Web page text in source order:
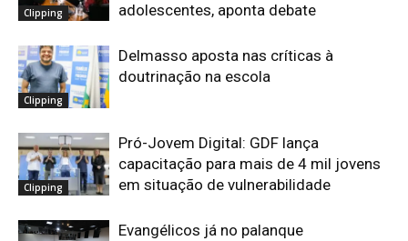
Clipping
adolescentes, aponta debate
Clipping
Delmasso aposta nas críticas à
doutrinação na escola
Clipping
Pró-Jovem Digital: GDF lança
capacitação para mais de 4 mil jovens
em situação de vulnerabilidade
Evangélicos já no palanque